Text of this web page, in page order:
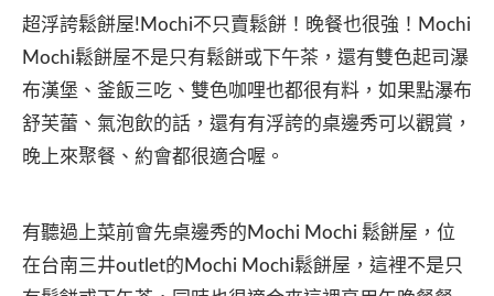
超浮誇鬆餅屋!Mochi不只賣鬆餅！晚餐也很強！Mochi
Mochi鬆餅屋不是只有鬆餅或下午茶，還有雙色起司瀑
布漢堡、釜飯三吃、雙色咖哩也都很有料，如果點瀑布
舒芙蕾、氣泡飲的話，還有有浮誇的桌邊秀可以觀賞，
晚上來聚餐、約會都很適合喔。
有聽過上菜前會先桌邊秀的Mochi Mochi 鬆餅屋，位
在台南三井outlet的Mochi Mochi鬆餅屋，這裡不是只